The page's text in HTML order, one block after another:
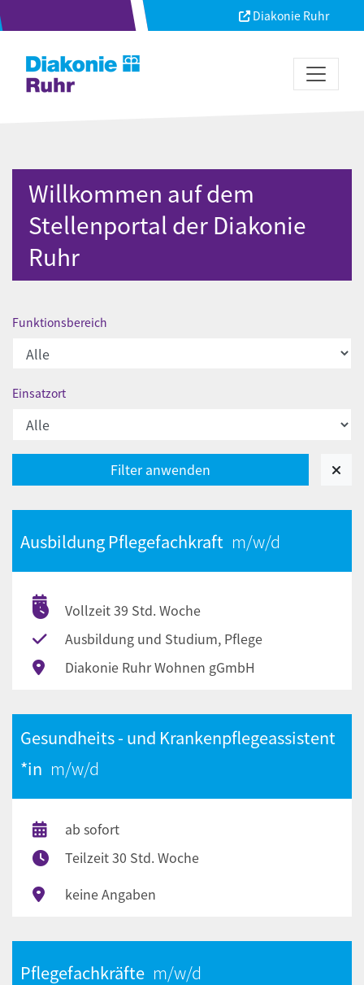
Diakonie Ruhr
Willkommen auf dem
Stellenportal der Diakonie
Ruhr
Funktionsbereich
Einsatzort
Ausbildung Pflegefachkraft
Vollzeit 39 Std. Woche
Ausbildung und Studium, Pflege
Diakonie Ruhr Wohnen gGmbH
Gesundheits - und Krankenpflegeassistent
*in
ab sofort
Teilzeit 30 Std. Woche
keine Angaben
Pflegefachkräfte